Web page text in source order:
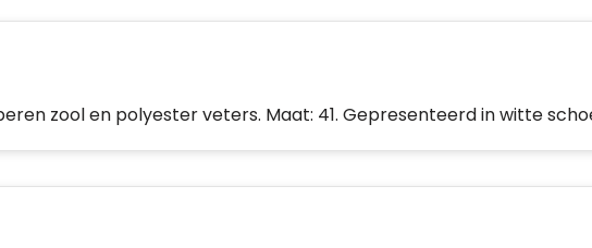
zool en polyester veters. Maat: 41. Gepresenteerd in witte